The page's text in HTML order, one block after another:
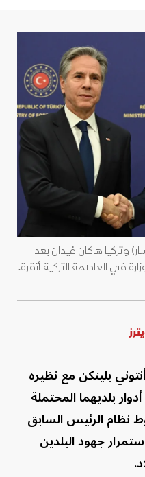
وتركيا هاكان فيدان بعد
في العاصمة التركية أنقرة.
بلينكن مع نظيره
بلديهما المحتملة
نظام الرئيس السابق
جهود البلدين